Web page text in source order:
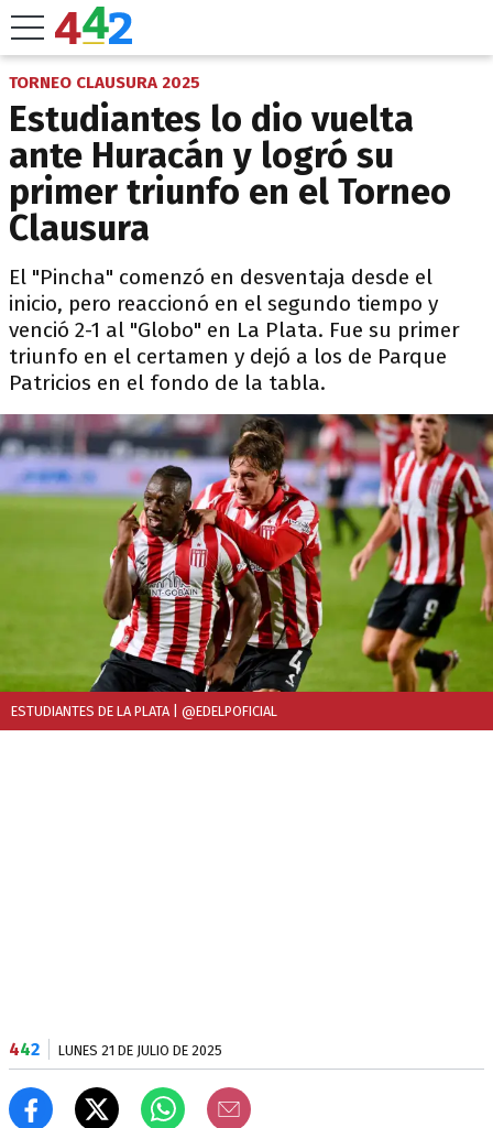
TORNEO CLAUSURA 2025
Estudiantes lo dio vuelta
ante Huracán y logró su
primer triunfo en el Torneo
Clausura
El "Pincha" comenzó en desventaja desde el
inicio, pero reaccionó en el segundo tiempo y
venció 2-1 al "Globo" en La Plata. Fue su primer
triunfo en el certamen y dejó a los de Parque
Patricios en el fondo de la tabla.
ESTUDIANTES DE LA PLATA | @EDELPOFICIAL
442 LUNES 21 DE JULIO DE 2025